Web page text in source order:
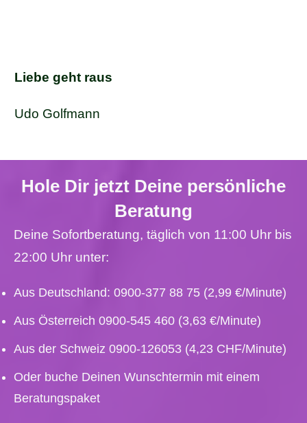
Liebe geht raus
Udo Golfmann
Hole Dir jetzt Deine persönliche
Beratung
Deine Sofortberatung, täglich von 11:00 Uhr bis
22:00 Uhr unter:
Aus Deutschland: 0900-377 88 75 (2,99 €/Minute)
Aus Österreich 0900-545 460 (3,63 €/Minute)
Aus der Schweiz 0900-126053 (4,23 CHF/Minute)
Oder buche Deinen Wunschtermin mit einem
Beratungspaket